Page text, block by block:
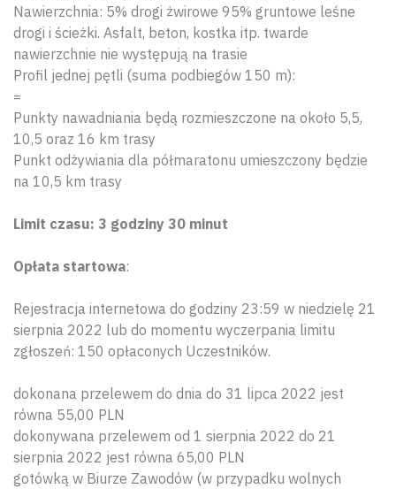
Nawierzchnia: 5% drogi żwirowe 95% gruntowe leśne
drogi i ścieżki. Asfalt, beton, kostka itp. twarde
nawierzchnie nie występują na trasie
Profil jednej pętli (suma podbiegów 150 m):
=
Punkty nawadniania będą rozmieszczone na około 5,5,
10,5 oraz 16 km trasy
Punkt odżywiania dla półmaratonu umieszczony będzie
na 10,5 km trasy
Limit czasu: 3 godziny 30 minut
​​Opłata startowa:
Rejestracja internetowa do godziny 23:59 w niedzielę 21
sierpnia 2022 lub do momentu wyczerpania limitu
zgłoszeń: 150 opłaconych Uczestników.
dokonana przelewem do dnia do 31 lipca 2022 jest
równa 55,00 PLN
dokonywana przelewem od 1 sierpnia 2022 do 21
sierpnia 2022 jest równa 65,00 PLN
gotówką w Biurze Zawodów (w przypadku wolnych